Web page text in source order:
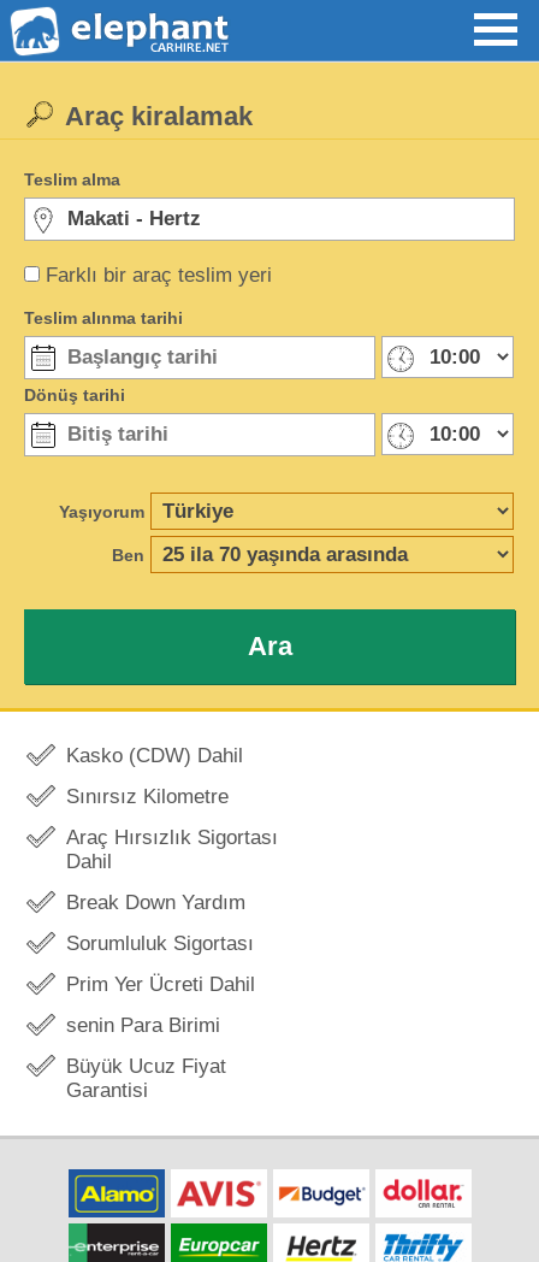
Farklı bir araç teslim yeri
Araç kiralamak
Teslim alma
Teslim alınma tarihi
Dönüş tarihi
Yaşıyorum
Ben
Ara
Kasko (CDW) Dahil
Sınırsız Kilometre
Araç Hırsızlık Sigortası
Dahil
Break Down Yardım
Sorumluluk Sigortası
Prim Yer Ücreti Dahil
senin Para Birimi
Büyük Ucuz Fiyat
Garantisi